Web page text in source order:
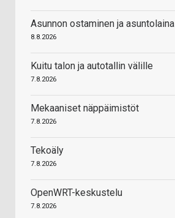
Asunnon ostaminen ja asuntolaina
8.8.2026
Kuitu talon ja autotallin välille
7.8.2026
Mekaaniset näppäimistöt
7.8.2026
Tekoäly
7.8.2026
OpenWRT-keskustelu
7.8.2026